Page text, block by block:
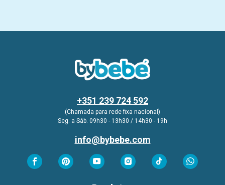
+351 239 724 592
(Chamada para rede fixa nacional)
Seg. a Sáb. 09h30 - 13h30 / 14h30 - 19h
info@bybebe.com